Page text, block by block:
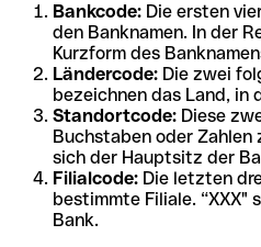
Bankcode: Die ersten
den Banknamen. In der
Kurzform des
Ländercode: Die zwei
bezeichnen das Land, in
Standortcode: Diese
Buchstaben oder Zahlen
sich der Hauptsitz der
Filialcode: Die letzten
bestimmte Filiale.
Bank.